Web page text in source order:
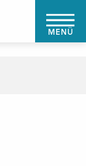
MENÜ